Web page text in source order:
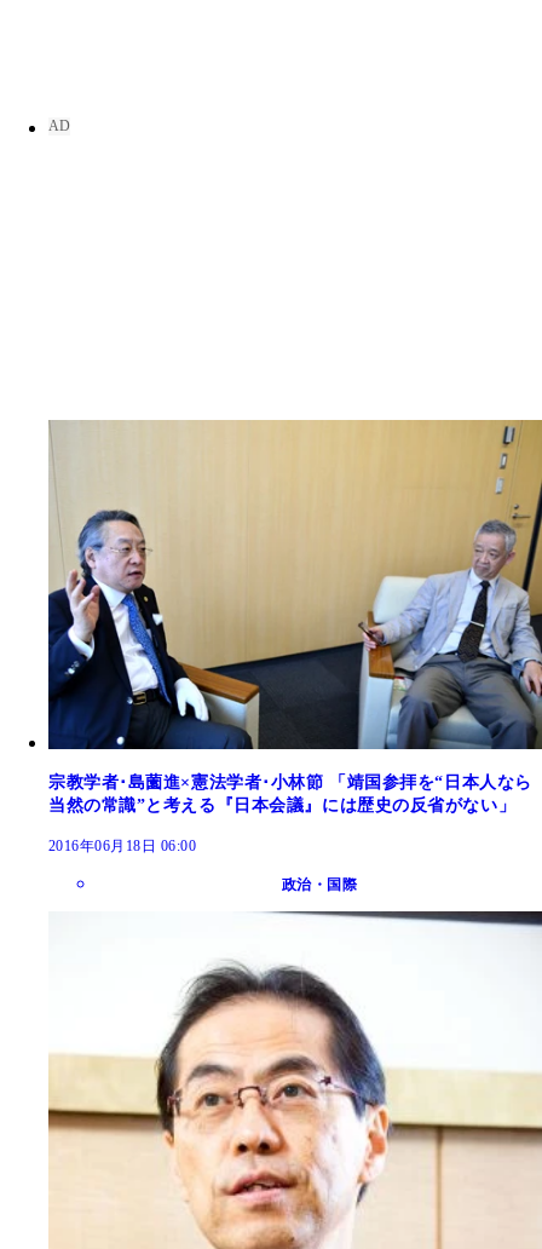
宗教学者･島薗進×憲法学者･小林節 「靖国参拝を“日本人なら
当然の常識”と考える『日本会議』には歴史の反省がない」
2016年06月18日 06:00
政治・国際